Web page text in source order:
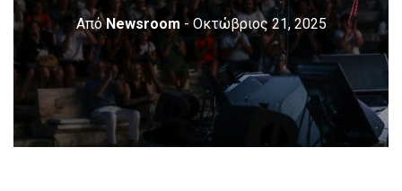
ΑπόNewsroom - Οκτώβριος 21, 2025